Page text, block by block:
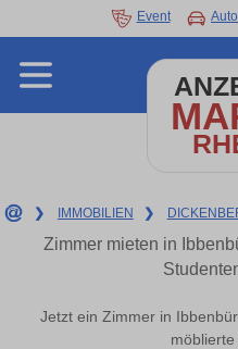
Event Auto
❯ IMMOBILIEN ❯
Zimmer mieten in
Jetzt ein Zimmer in